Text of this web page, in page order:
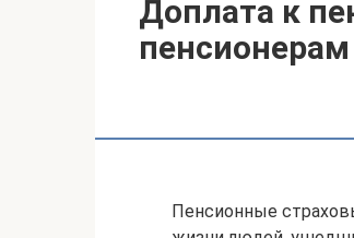
Доплата к
Пенсионные